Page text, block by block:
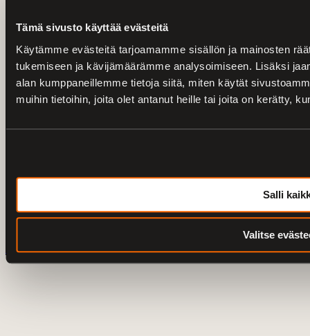
Tämä sivusto käyttää evästeitä
Käytämme evästeitä tarjoamamme sisällön ja mainosten
tukemiseen ja kävijämäärämme analysoimiseen. Lisäksi
alan kumppaneillemme tietoja siitä, miten käytät
muihin tietoihin, joita olet antanut heille tai joita on kerätty,
Salli
Valitse
Yhteystiedot
0207436820 / V-Twin City Loimaa
0103273180 /Harley-Davidson Turku
vtwin@vtwincity.fi
© 2026 V-Twin City Oy
Peruuta tilaus